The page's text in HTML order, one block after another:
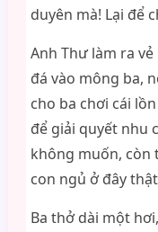
duyên mà! Lại để
Anh Thư làm ra
đá vào mông ba,
cho ba chơi cái
để giải quyết nhu
không muốn, còn
con ngủ ở đây
Ba thở dài một